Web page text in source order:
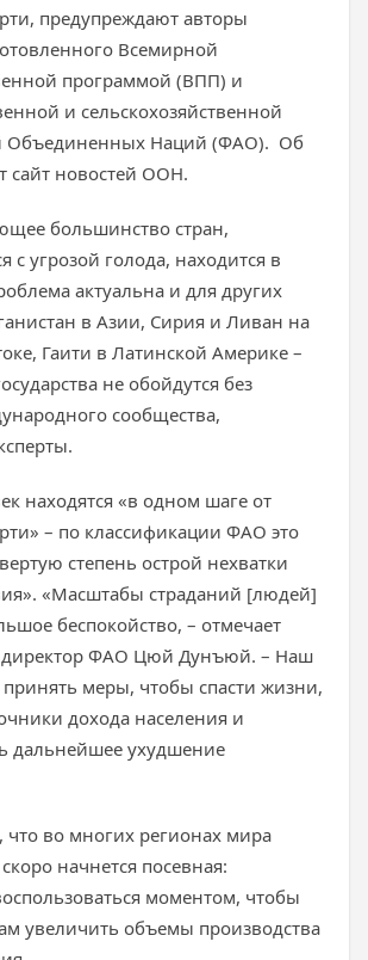
предупреждают авторы
Всемирной
программой (ВПП) и
и сельскохозяйственной
Объединенных Наций (ФАО). Об
сайт новостей ООН.
большинство стран,
с угрозой голода, находится в
актуальна и для других
в Азии, Сирия и Ливан на
Гаити в Латинской Америке –
не обойдутся без
сообщества,
находятся «в одном шаге от
– по классификации ФАО это
степень острой нехватки
«Масштабы страданий [людей]
беспокойство, – отмечает
директор ФАО Цюй Дунъюй. – Наш
меры, чтобы спасти жизни,
дохода населения и
дальнейшее ухудшение
во многих регионах мира
начнется посевная:
моментом, чтобы
увеличить объемы производства